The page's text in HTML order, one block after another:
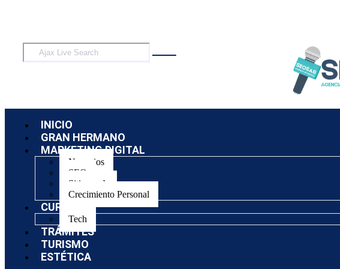
INICIO
GRAN HERMANO
MARKETING DIGITAL
Negocios
SEO
Sitios web
Crecimiento Personal
CURSOS
Tech
TRÁMITES
TURISMO
ESTÉTICA